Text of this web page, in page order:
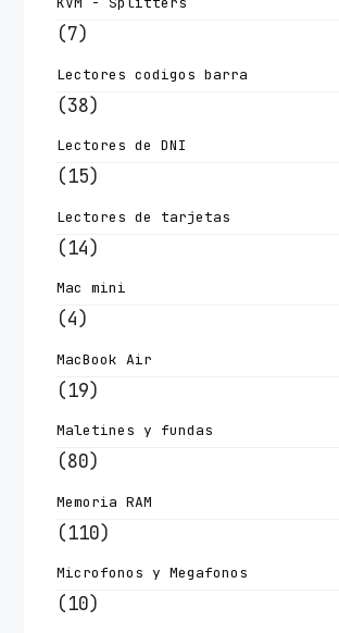
(7)
Lectores codigos barra
(38)
Lectores de DNI
(15)
Lectores de tarjetas
(14)
Mac mini
(4)
MacBook Air
(19)
Maletines y fundas
(80)
Memoria RAM
(110)
Microfonos y Megafonos
(10)